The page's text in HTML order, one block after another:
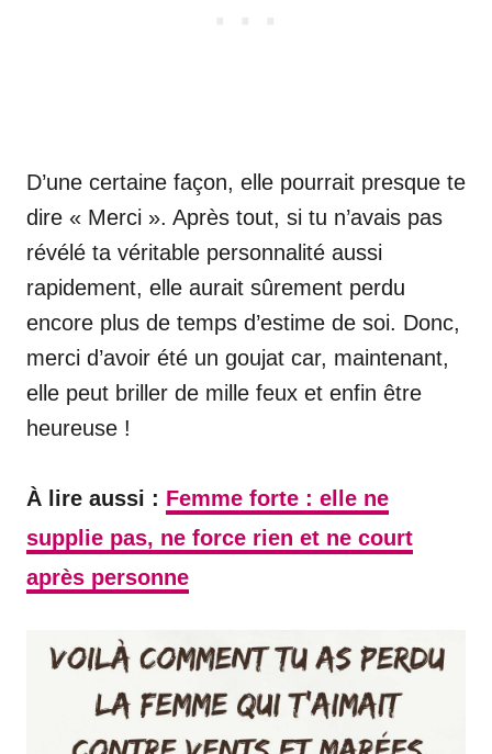
D’une certaine façon, elle pourrait presque te
dire « Merci ». Après tout, si tu n’avais pas
révélé ta véritable personnalité aussi
rapidement, elle aurait sûrement perdu
encore plus de temps d’estime de soi. Donc,
merci d’avoir été un goujat car, maintenant,
elle peut briller de mille feux et enfin être
heureuse !
À lire aussi : Femme forte : elle ne
supplie pas, ne force rien et ne court
après personne